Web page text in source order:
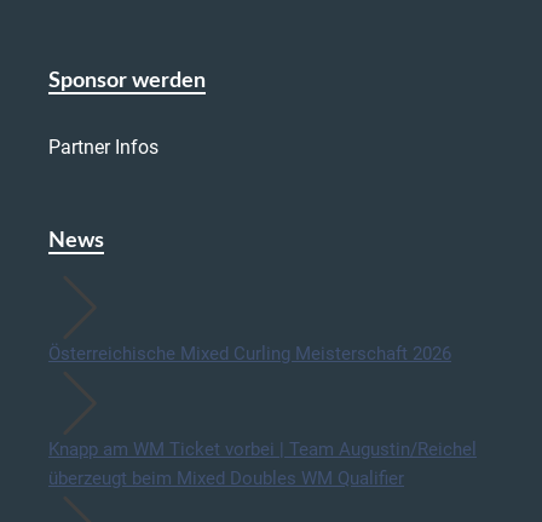
Sponsor werden
Partner Infos
News
Österreichische Mixed Curling Meisterschaft 2026
Knapp am WM Ticket vorbei | Team Augustin/Reichel
überzeugt beim Mixed Doubles WM Qualifier